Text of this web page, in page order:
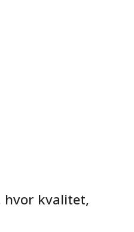
hvor kvalitet,